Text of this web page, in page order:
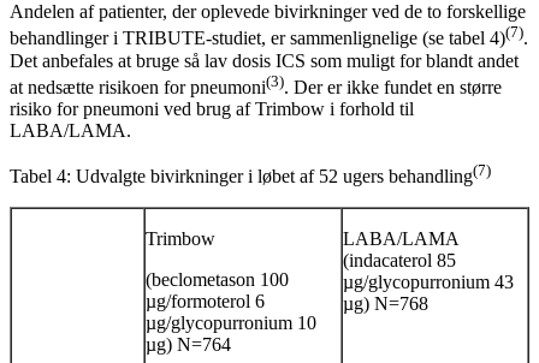
Andelen af patienter, der oplevede bivirkninger ved de to forskellige
behandlinger i TRIBUTE-studiet, er sammenlignelige (se tabel 4)(7).
Det anbefales at bruge så lav dosis ICS som muligt for blandt andet
at nedsætte risikoen for pneumoni(3). Der er ikke fundet en større
risiko for pneumoni ved brug af Trimbow i forhold til
LABA/LAMA.
Tabel 4: Udvalgte bivirkninger i løbet af 52 ugers behandling(7)
Trimbow
(beclometason 100
µg/formoterol 6
µg/glycopurronium 10
µg) N=764
LABA/LAMA
(indacaterol 85
µg/glycopurronium 43
µg) N=768